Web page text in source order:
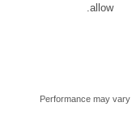
allow.
Performance may vary